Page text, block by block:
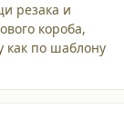
резака и
короба,
как по шаблону